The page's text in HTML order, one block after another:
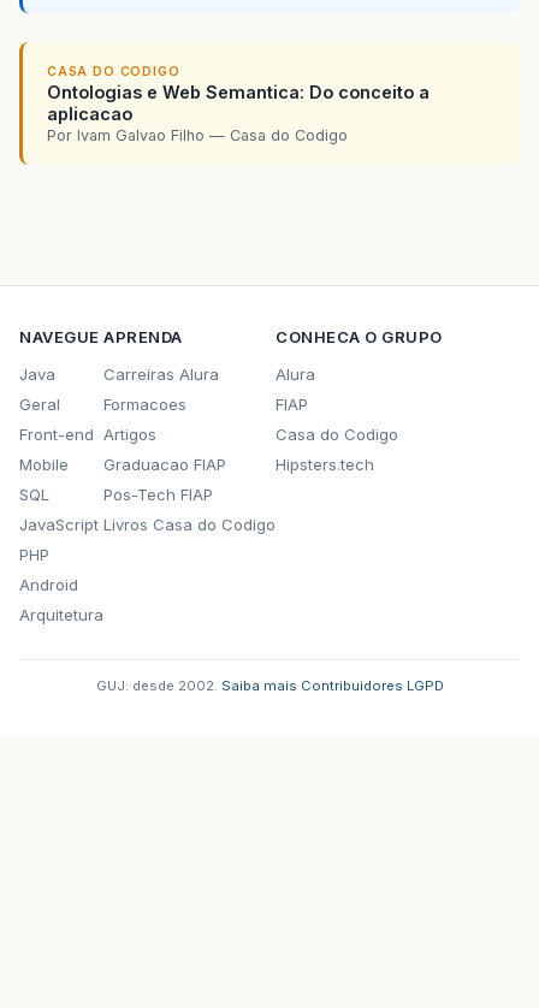
CASA DO CODIGO
Ontologias e Web Semantica: Do conceito a
aplicacao
Por Ivam Galvao Filho — Casa do Codigo
NAVEGUE
Java
Geral
Front-end
Mobile
SQL
JavaScript
PHP
Android
Arquitetura
APRENDA
Carreiras Alura
Formacoes
Artigos
Graduacao FIAP
Pos-Tech FIAP
Livros Casa do Codigo
CONHECA O GRUPO
Alura
FIAP
Casa do Codigo
Hipsters.tech
GUJ: desde 2002. Saiba mais Contribuidores LGPD